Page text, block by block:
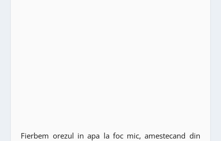
Fierbem orezul in apa la foc mic, amestecand din